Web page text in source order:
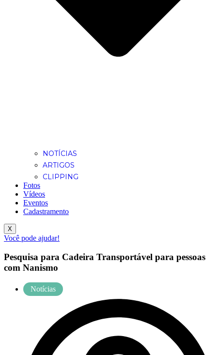
NOTÍCIAS
ARTIGOS
CLIPPING
Fotos
Vídeos
Eventos
Cadastramento
X
Você pode ajudar!
Pesquisa para Cadeira Transportável para pessoas
com Nanismo
Notícias